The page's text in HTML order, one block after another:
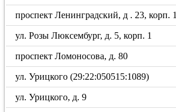
проспект Ленинградский, д . 23, корп. 1
ул. Розы Люксембург, д. 5, корп. 1
проспект Ломоносова, д. 80
ул. Урицкого (29:22:050515:1089)
ул. Урицкого, д. 9